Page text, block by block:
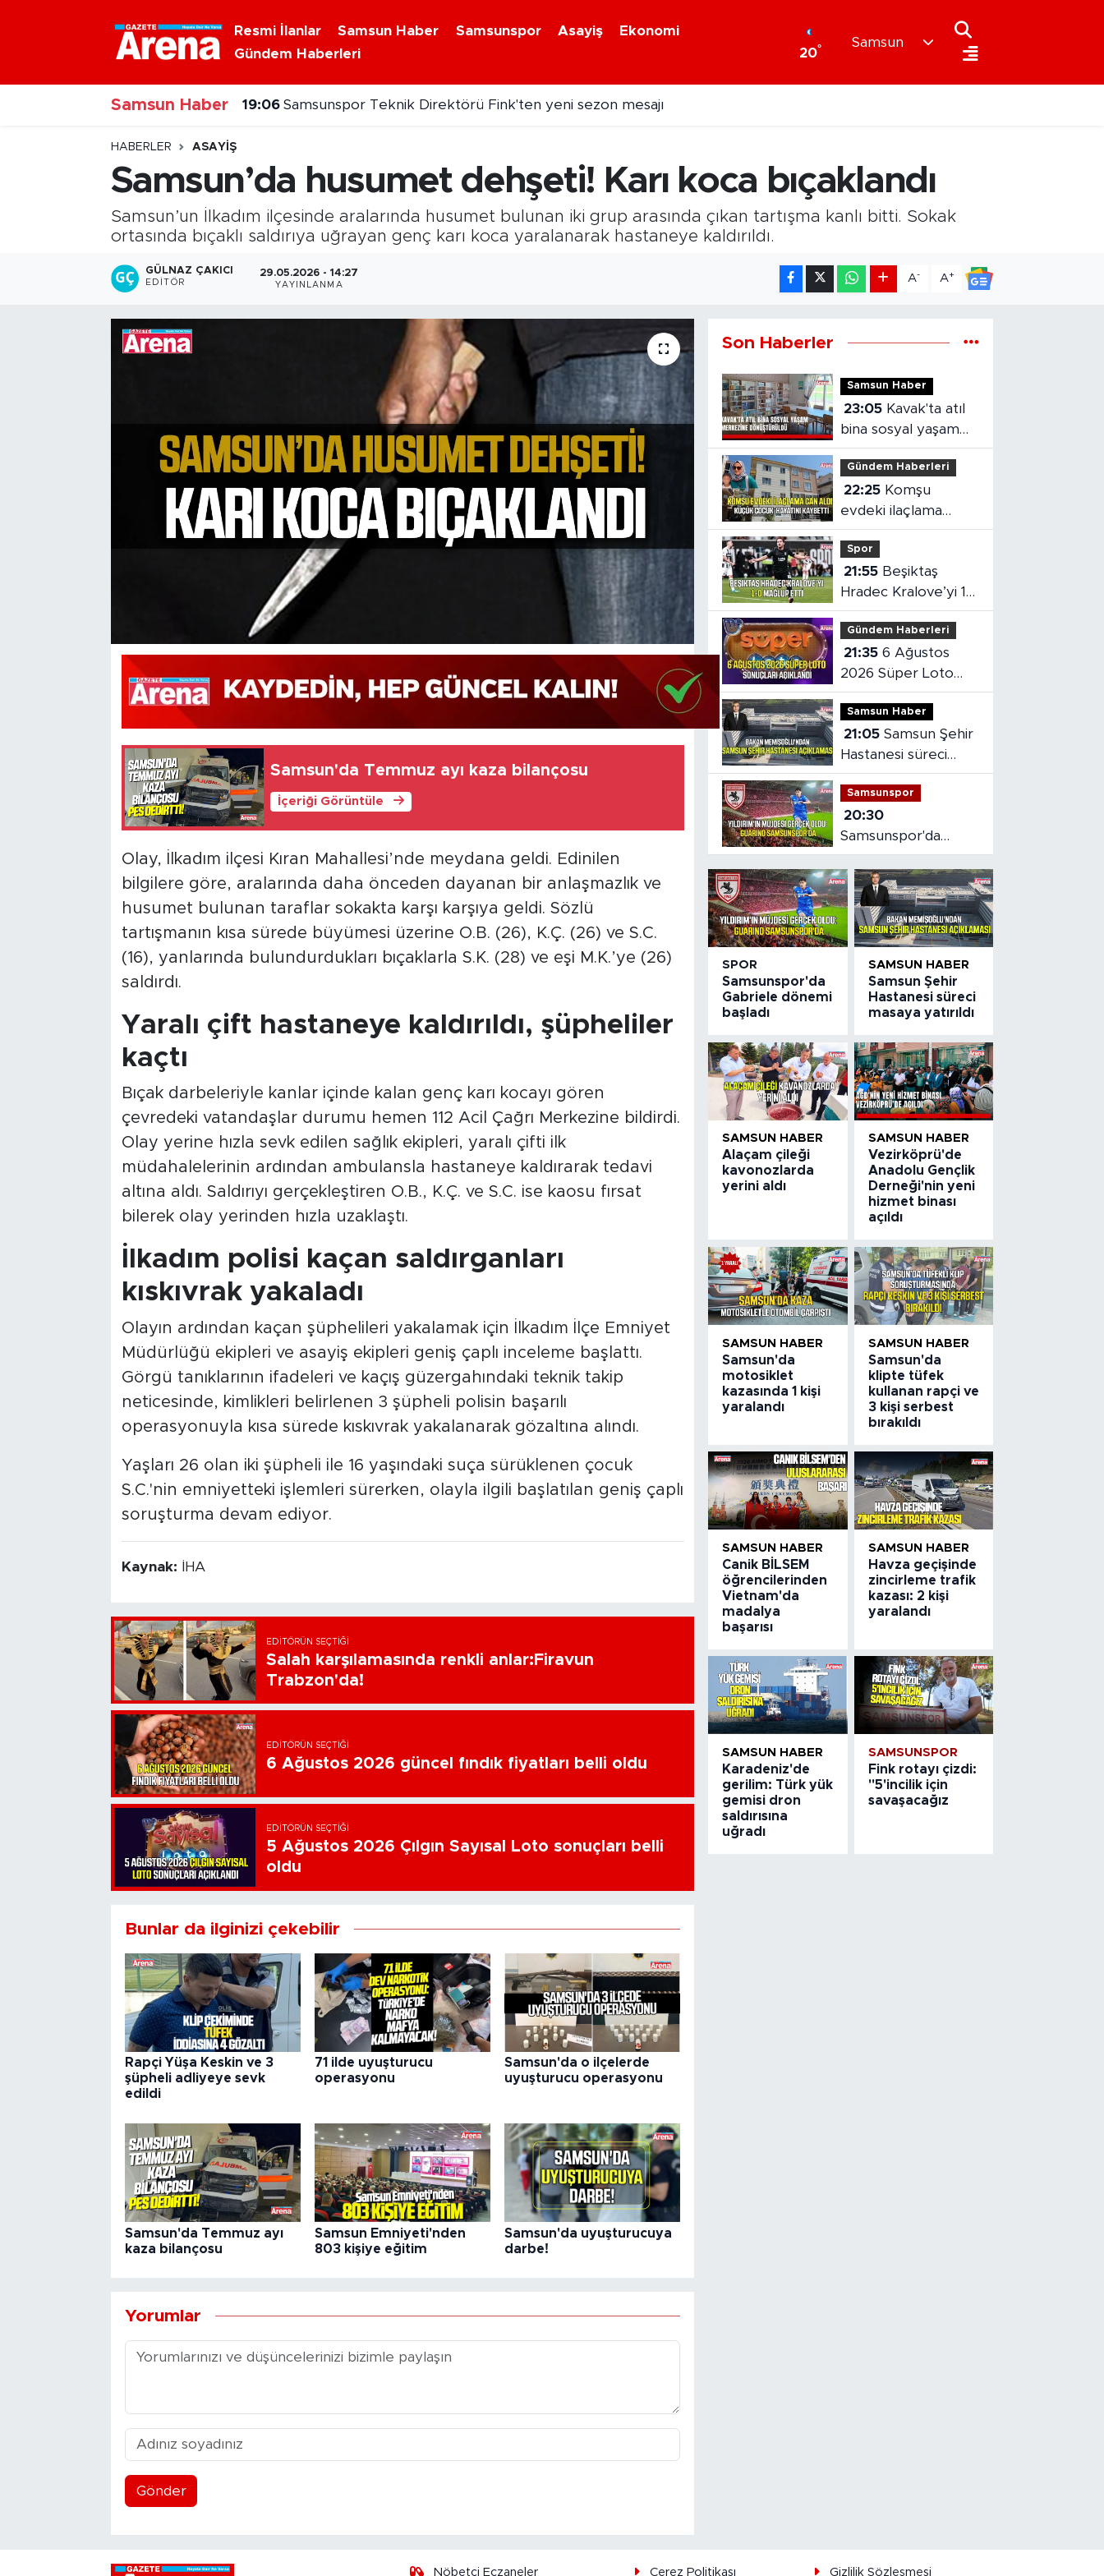
Resmi İlanlar Samsun Haber Samsunspor Asayiş
Ekonomi
Gündem Haberleri
20°
Samsun
Samsun Haber 19:06 Samsunspor Teknik Direktörü Fink'ten yeni sezon mesajı
HABERLER ASAYIŞ
Samsun’da husumet dehşeti! Karı koca bıçaklandı
Samsun’un İlkadım ilçesinde aralarında husumet bulunan iki grup arasında çıkan tartışma kanlı bitti. Sokak
ortasında bıçaklı saldırıya uğrayan genç karı koca yaralanarak hastaneye kaldırıldı.
GÜLNAZ ÇAKICI
EDITÖR
29.05.2026 - 14:27
YAYINLANMA
A- A+
Samsun'da Temmuz ayı kaza bilançosu
İçeriği Görüntüle
Olay, İlkadım ilçesi Kıran Mahallesi’nde meydana geldi. Edinilen
bilgilere göre, aralarında daha önceden dayanan bir anlaşmazlık ve
husumet bulunan taraflar sokakta karşı karşıya geldi. Sözlü
tartışmanın kısa sürede büyümesi üzerine O.B. (26), K.Ç. (26) ve S.C.
(16), yanlarında bulundurdukları bıçaklarla S.K. (28) ve eşi M.K.’ye (26)
saldırdı.
Yaralı çift hastaneye kaldırıldı, şüpheliler
kaçtı
Bıçak darbeleriyle kanlar içinde kalan genç karı kocayı gören
çevredeki vatandaşlar durumu hemen 112 Acil Çağrı Merkezine bildirdi.
Olay yerine hızla sevk edilen sağlık ekipleri, yaralı çifti ilk
müdahalelerinin ardından ambulansla hastaneye kaldırarak tedavi
altına aldı. Saldırıyı gerçekleştiren O.B., K.Ç. ve S.C. ise kaosu fırsat
bilerek olay yerinden hızla uzaklaştı.
İlkadım polisi kaçan saldırganları
kıskıvrak yakaladı
Olayın ardından kaçan şüphelileri yakalamak için İlkadım İlçe Emniyet
Müdürlüğü ekipleri ve asayiş ekipleri geniş çaplı inceleme başlattı.
Görgü tanıklarının ifadeleri ve kaçış güzergahındaki teknik takip
neticesinde, kimlikleri belirlenen 3 şüpheli polisin başarılı
operasyonuyla kısa sürede kıskıvrak yakalanarak gözaltına alındı.
Yaşları 26 olan iki şüpheli ile 16 yaşındaki suça sürüklenen çocuk
S.C.'nin emniyetteki işlemleri sürerken, olayla ilgili başlatılan geniş çaplı
soruşturma devam ediyor.
Kaynak: İHA
EDITÖRÜN SEÇTIĞI
Salah karşılamasında renkli anlar:Firavun
Trabzon'da!
EDITÖRÜN SEÇTIĞI
6 Ağustos 2026 güncel fındık fiyatları belli oldu
EDITÖRÜN SEÇTIĞI
5 Ağustos 2026 Çılgın Sayısal Loto sonuçları belli
oldu
Bunlar da ilginizi çekebilir
Rapçi Yüşa Keskin ve 3
şüpheli adliyeye sevk
edildi
71 ilde uyuşturucu
operasyonu
Samsun'da o ilçelerde
uyuşturucu operasyonu
Samsun'da Temmuz ayı
kaza bilançosu
Samsun Emniyeti'nden
803 kişiye eğitim
Samsun'da uyuşturucuya
darbe!
Yorumlar
Gönder
Son Haberler
Samsun Haber
23:05
bina sosyal yaşam
merkezine
dönüştürüldü
Gündem Haberleri
22:25
evdeki ilaçlama
küçük çocuğun
ölümüne neden oldu
Spor
21:55
Hradec Kralove’yi 1-
0 mağlup etti
Gündem Haberleri
21:35 6 Ağustos
2026 Süper Loto
sonuçları açıklandı
Samsun Haber
21:05 Samsun Şehir
Hastanesi süreci
masaya yatırıldı
Samsunspor
20:30
Samsunspor'da
Gabriele dönemi
başladı
SPOR
Samsunspor'da
Gabriele dönemi
başladı
SAMSUN HABER
Samsun Şehir
Hastanesi süreci
masaya yatırıldı
SAMSUN HABER
Alaçam çileği
kavonozlarda
yerini aldı
SAMSUN HABER
Vezirköprü'de
Anadolu Gençlik
Derneği'nin yeni
hizmet binası
açıldı
SAMSUN HABER
Samsun'da
motosiklet
kazasında 1 kişi
yaralandı
SAMSUN HABER
Samsun'da
klipte tüfek
kullanan rapçi ve
3 kişi serbest
bırakıldı
SAMSUN HABER
Canik BİLSEM
öğrencilerinden
Vietnam'da
madalya
başarısı
SAMSUN HABER
Havza geçişinde
zincirleme trafik
kazası: 2 kişi
yaralandı
SAMSUN HABER
Karadeniz'de
gerilim: Türk yük
gemisi dron
saldırısına
uğradı
SAMSUNSPOR
Fink rotayı çizdi:
"5'incilik için
savaşacağız
Nöbetçi Eczaneler Çerez Politikası Gizlilik Sözleşmesi
Nöbetçi Eczaneler
Hava Durumu
Samsun Namaz Vakitleri
Trafik Durumu
Süper Lig Puan Durumu ve Fikstür
Tüm Manşetler
Haber Arşivi